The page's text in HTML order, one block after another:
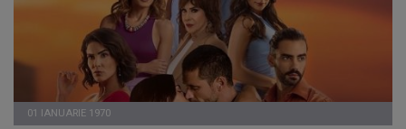
01 IANUARIE 1970